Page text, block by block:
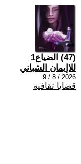
(47) الضياع1
للاإيمان الشباني
2026 / 8 / 9
قضايا ثقافية